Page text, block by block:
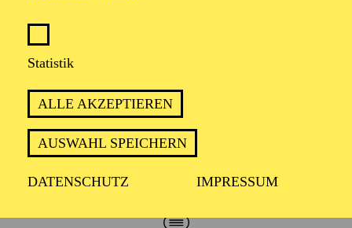
Statistik
ALLE AKZEPTIEREN
AUSWAHL SPEICHERN
DATENSCHUTZ IMPRESSUM
KOMMEN SIE AN BORD FÜR EINE
UND LIEBE
21. November 2026